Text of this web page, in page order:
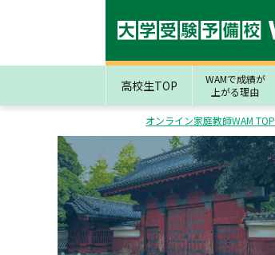
高校生TOP
WAMで成績が
上がる理由
オンライン家庭教師WAM TOP